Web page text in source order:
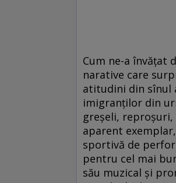
Cum ne-a învăţat
narative care
atitudini din sînul
imigranţilor din
greşeli,
aparent
sportivă de
pentru cel mai
său muzical şi